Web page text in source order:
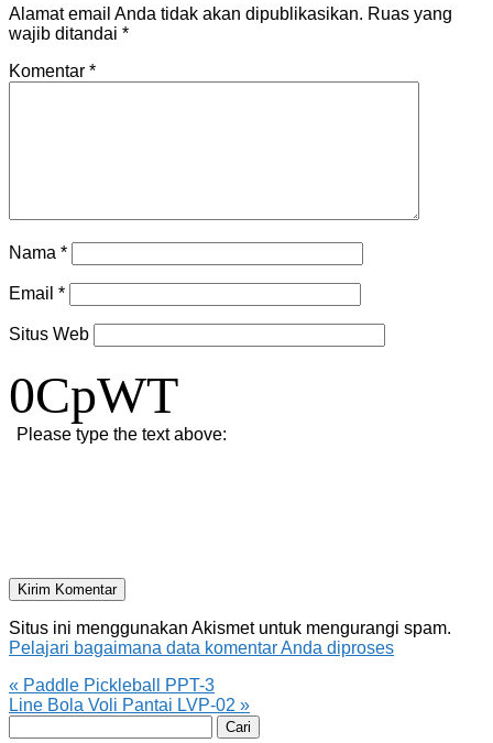
Alamat email Anda tidak akan dipublikasikan. Ruas yang
wajib ditandai *
Komentar *
Nama *
Email *
Situs Web
0CpWT
Please type the text above:
Situs ini menggunakan Akismet untuk mengurangi spam.
Pelajari bagaimana data komentar Anda diproses
« Paddle Pickleball PPT-3
Line Bola Voli Pantai LVP-02 »